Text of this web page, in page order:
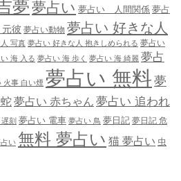
夢夢占い 夢占い 人間関係 夢占
彼 夢占い動物 夢占い 好きな人
写真 夢占い 好きな人 抱きしめられる 夢占い
海 入る 夢占い 海 歩く 夢占い 海 綺麗 夢占
火事 白い煙 夢占い 無料 夢
夢占い 赤ちゃん 夢占い 追われ
刻 夢占い 電車 夢占い 鳥 夢日記 夢日記 危
い 無料 夢占い 猫 夢占い 虫